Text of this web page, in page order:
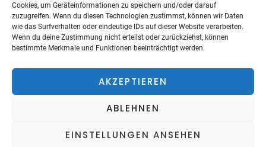
Cookies, um Geräteinformationen zu speichern und/oder darauf
zuzugreifen. Wenn du diesen Technologien zustimmst, können wir Daten
wie das Surfverhalten oder eindeutige IDs auf dieser Website verarbeiten.
Wenn du deine Zustimmung nicht erteilst oder zurückziehst, können
bestimmte Merkmale und Funktionen beeinträchtigt werden.
AKZEPTIEREN
ABLEHNEN
EINSTELLUNGEN ANSEHEN
Menü